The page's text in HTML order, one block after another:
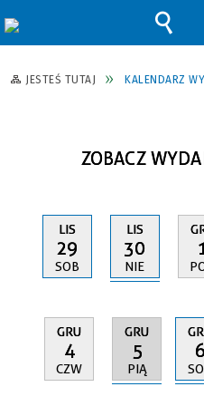
JESTEŚ TUTAJ KALENDARZ
ZOBACZ
LIS
29
SOB
LIS
30
NIE
GRU
4
CZW
GRU
5
PIĄ
6